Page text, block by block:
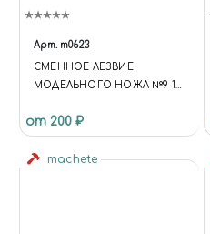
Арт. m0623
СМЕННОЕ ЛЕЗВИЕ
МОДЕЛЬНОГО НОЖА №9 10
от 200 ₽
machete